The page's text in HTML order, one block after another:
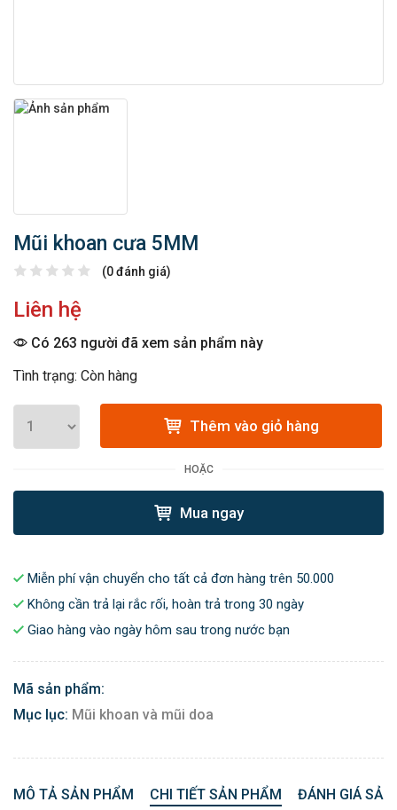
Mũi khoan cưa 5MM
(0 đánh giá)
Liên hệ
Có 263 người đã xem sản phẩm này
Tình trạng: Còn hàng
Thêm vào giỏ hàng
HOẶC
Mua ngay
Miễn phí vận chuyển cho tất cả đơn hàng trên 50.000
Không cần trả lại rắc rối, hoàn trả trong 30 ngày
Giao hàng vào ngày hôm sau trong nước bạn
Mã sản phẩm:
Mục lục: Mũi khoan và mũi doa
MÔ TẢ SẢN PHẨM CHI TIẾT SẢN PHẨM ĐÁNH GIÁ